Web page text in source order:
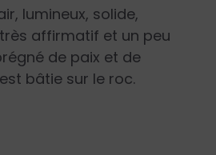
lumineux, solide,
affirmatif et un peu
de paix et de
bâtie sur le roc.